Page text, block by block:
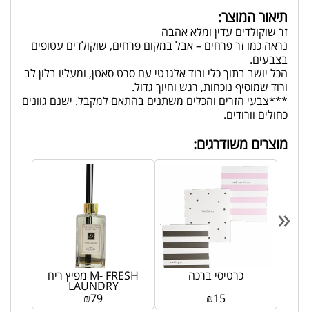
תיאור המוצר:
זר שוקולדים עדין ומלא אהבה
נראה כמו זר פרחים – אבל במקום פרחים, שוקולדים עטופים
בצבעים.
הכל יושב בתוך כלי ורוד אלגנטי עם סרט סאטן, ומעליו בלון לב
ורוד שמוסיף נוכחות, רגש וחיוך גדול.
***צבעי הזרים והכלים משתנים בהתאם למקבל. ישנם גוונים
כחולים וורודים.
מוצרים משודרגים:
מפיץ ריח M- FRESH
LAUNDRY
₪79
כרטיסי ברכה
₪15
«